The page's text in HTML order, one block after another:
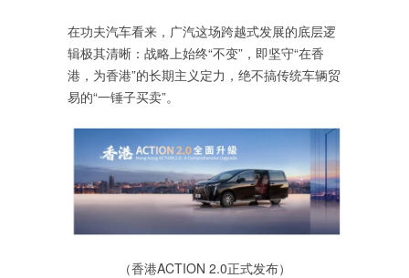
在功夫汽车看来，广汽这场跨越式发展的底层逻
辑极其清晰：战略上始终“不变”，即坚守“在香
港，为香港”的长期主义定力，绝不搞传统车辆贸
易的“一锤子买卖”。
（香港ACTION 2.0正式发布）